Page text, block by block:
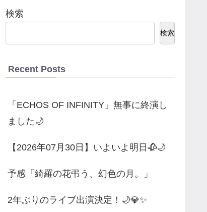
検索
検索
Recent Posts
「ECHOS OF INFINITY」無事に終演し
ました🌙
【2026年07月30日】いよいよ明日🥀🌙
予感「綺羅の花弔う、幻色の月。」
2年ぶりのライブ出演決定！🌙💎✨